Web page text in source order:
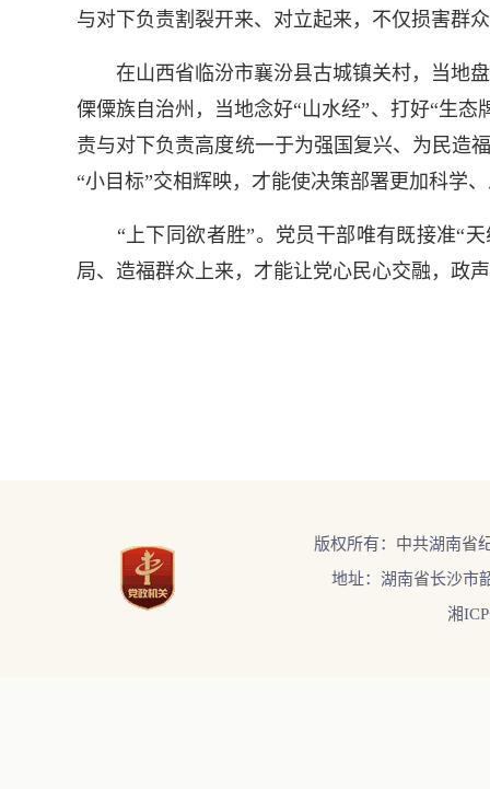
与对下负责割裂开来、对立起来，不仅损害群
在山西省临汾市襄汾县古城镇关村，当地盘
傈僳族自治州，当地念好“山水经”、打好“生
责与对下负责高度统一于为强国复兴、为民造
“小目标”交相辉映，才能使决策部署更加科学
“上下同欲者胜”。党员干部唯有既接准“天
局、造福群众上来，才能让党心民心交融，政
版权所有：中共湖南省
地址：湖南省长沙市
湘